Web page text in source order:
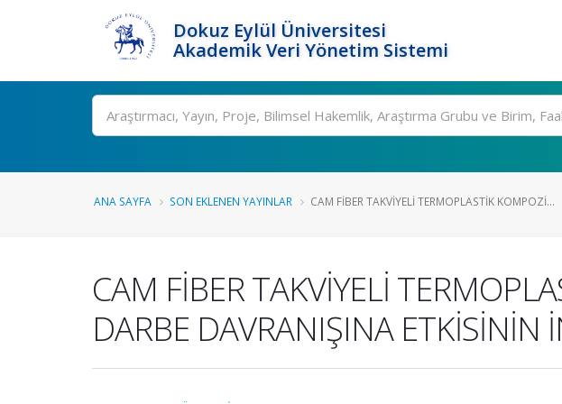
Dokuz Eylül Üniversitesi
Akademik Veri Yönetim Sistemi
Ara
ANA SAYFA SON EKLENEN YAYINLAR CAM FİBER TAKVİYELİ TERMOPLASTİK KOMPOZİ...
CAM FİBER TAKVİYELİ
DARBE DAVRANIŞINA ETKİSİNİN